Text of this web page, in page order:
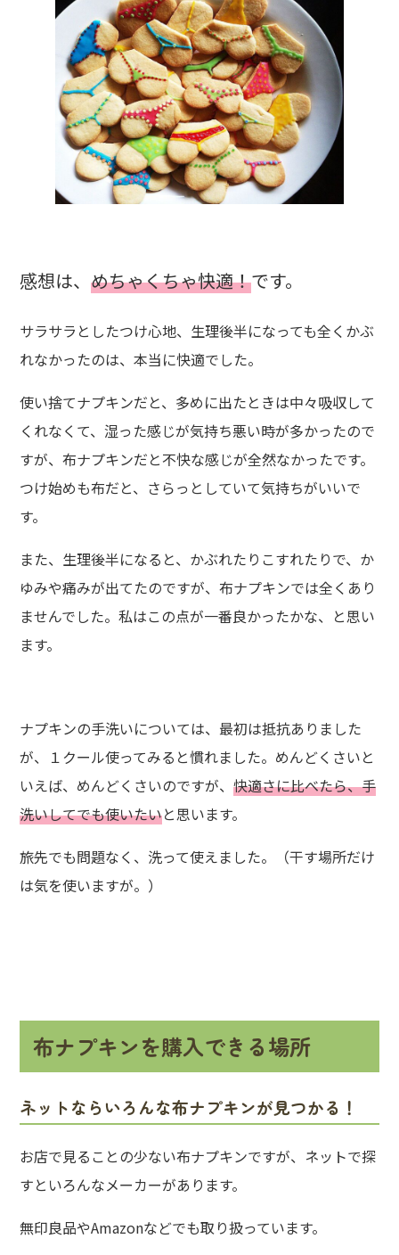
感想は、めちゃくちゃ快適！です。
サラサラとしたつけ心地、生理後半になっても全くかぶ
れなかったのは、本当に快適でした。
使い捨てナプキンだと、多めに出たときは中々吸収して
くれなくて、湿った感じが気持ち悪い時が多かったので
すが、布ナプキンだと不快な感じが全然なかったです。
つけ始めも布だと、さらっとしていて気持ちがいいで
す。
また、生理後半になると、かぶれたりこすれたりで、か
ゆみや痛みが出てたのですが、布ナプキンでは全くあり
ませんでした。私はこの点が一番良かったかな、と思い
ます。
ナプキンの手洗いについては、最初は抵抗ありました
が、１クール使ってみると慣れました。めんどくさいと
いえば、めんどくさいのですが、快適さに比べたら、手
洗いしてでも使いたいと思います。
旅先でも問題なく、洗って使えました。（干す場所だけ
は気を使いますが。）
布ナプキンを購入できる場所
ネットならいろんな布ナプキンが見つかる！
お店で見ることの少ない布ナプキンですが、ネットで探
すといろんなメーカーがあります。
無印良品やAmazonなどでも取り扱っています。